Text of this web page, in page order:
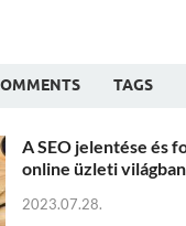
TAGS
A SEO jelentése és
online üzleti világban
2023.07.28.